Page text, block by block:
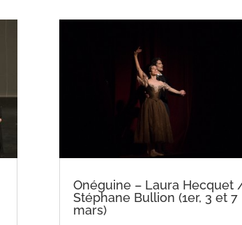
Onéguine – Laura Hecquet
Stéphane Bullion (1er, 3 et 7
mars)